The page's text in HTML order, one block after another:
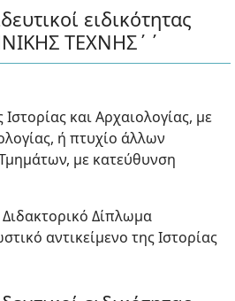
ειδικότητας
ΤΕΧΝΗΣ΄΄
και Αρχαιολογίας, με
ή πτυχίο άλλων
με κατεύθυνση
Δίπλωμα
αντικείμενο της Ιστορίας